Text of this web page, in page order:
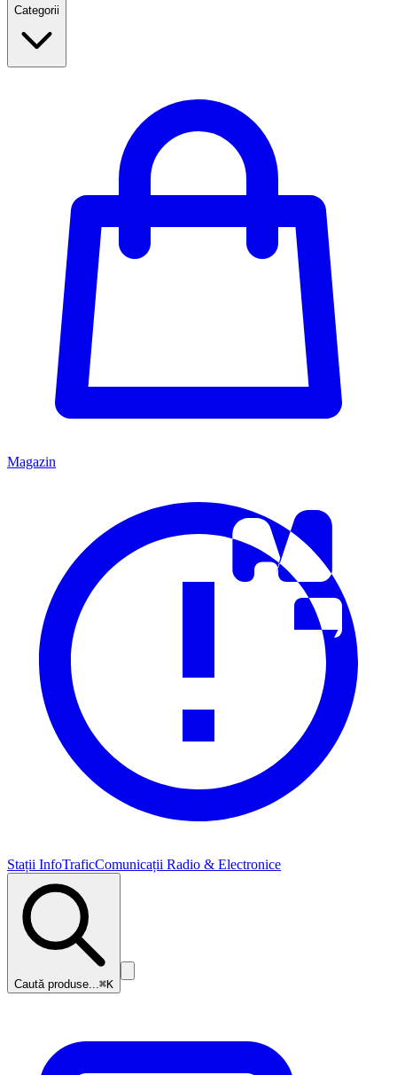
Categorii
Magazin
Stații InfoTraficComunicații Radio & Electronice
Caută produse...⌘K